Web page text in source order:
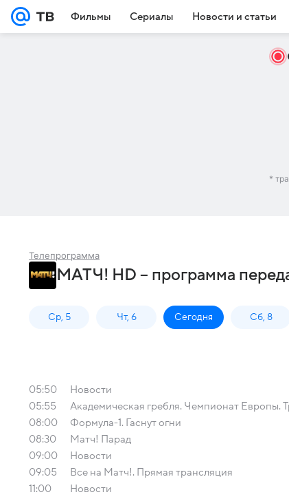
Фильмы Сериалы Новости и статьи
*
Телепрограмма
МАТЧ! HD – программа
Ср, 5 Чт, 6 Сегодня Сб, 8
05:50
Новости
05:55
Академическая гребля. Чемпионат Европы.
08:00
Формула-1. Гаснут огни
08:30
Матч! Парад
09:00
Новости
09:05
Все на Матч!. Прямая трансляция
11:00
Новости